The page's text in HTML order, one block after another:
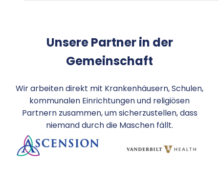
Unsere Partner in der
Gemeinschaft
Wir arbeiten direkt mit Krankenhäusern, Schulen,
kommunalen Einrichtungen und religiösen
Partnern zusammen, um sicherzustellen, dass
niemand durch die Maschen fällt.